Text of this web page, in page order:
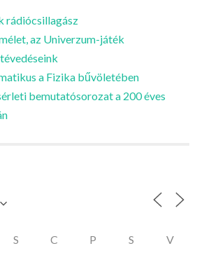
rádiócsillagász
az Univerzum-játék
a Fizika bűvöletében
bemutatósorozat a 200 éves
S C P S V